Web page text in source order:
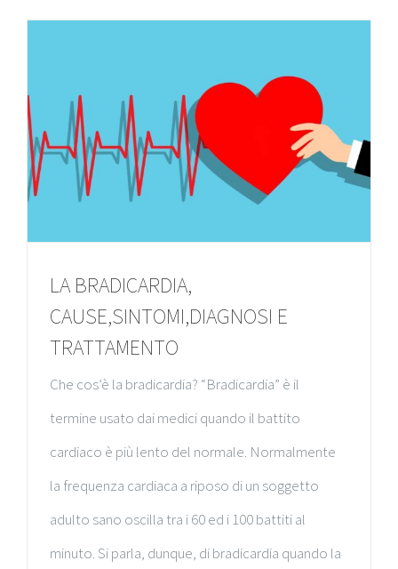
LA BRADICARDIA,
CAUSE,SINTOMI,DIAGNOSI E
TRATTAMENTO
Che cos’è la bradicardia? “Bradicardia” è il
termine usato dai medici quando il battito
cardiaco è più lento del normale. Normalmente
la frequenza cardiaca a riposo di un soggetto
adulto sano oscilla tra i 60 ed i 100 battiti al
minuto. Si parla, dunque, di bradicardia quando la